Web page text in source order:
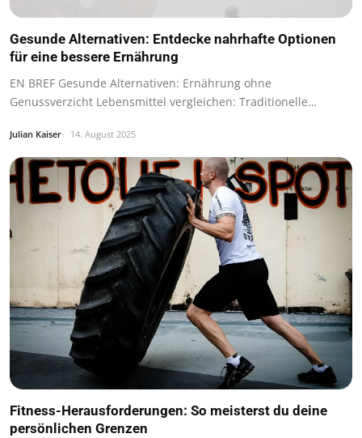
Gesunde Alternativen: Entdecke nahrhafte Optionen
für eine bessere Ernährung
EN BREF Gesunde Alternativen: Ernährung ohne
Genussverzicht Lebensmittel vergleichen: Traditionelle…
Julian Kaiser 14. August 2025
Fitness-Herausforderungen: So meisterst du deine
persönlichen Grenzen